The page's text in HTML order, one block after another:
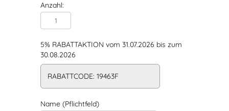
Anzahl:
5% RABATTAKTION vom 31.07.2026 bis zum
30.08.2026
RABATTCODE: 19463F
Name (Pflichtfeld)